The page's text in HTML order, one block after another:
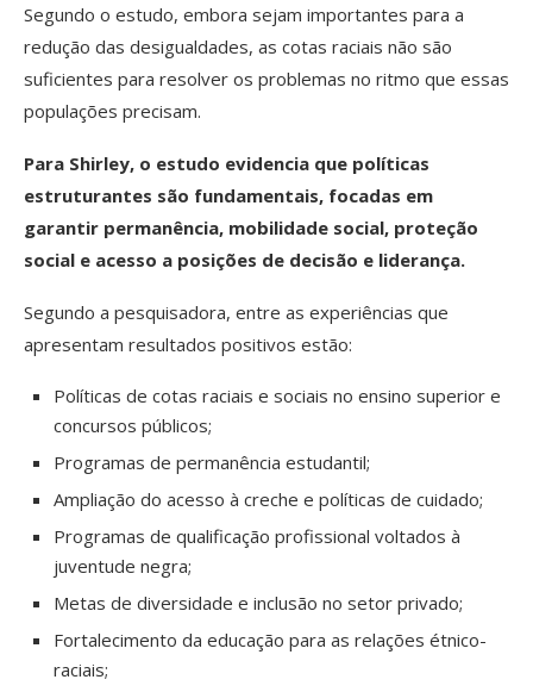
Segundo o estudo, embora sejam importantes para a
redução das desigualdades, as cotas raciais não são
suficientes para resolver os problemas no ritmo que essas
populações precisam.
Para Shirley, o estudo evidencia que políticas
estruturantes são fundamentais, focadas em
garantir permanência, mobilidade social, proteção
social e acesso a posições de decisão e liderança.
Segundo a pesquisadora, entre as experiências que
apresentam resultados positivos estão:
Políticas de cotas raciais e sociais no ensino superior e
concursos públicos;
Programas de permanência estudantil;
Ampliação do acesso à creche e políticas de cuidado;
Programas de qualificação profissional voltados à
juventude negra;
Metas de diversidade e inclusão no setor privado;
Fortalecimento da educação para as relações étnico-
raciais;